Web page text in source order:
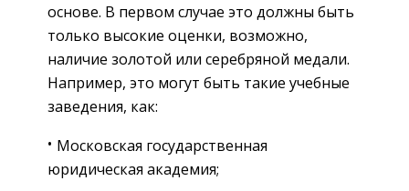
основе. В первом случае это должны быть
только высокие оценки, возможно,
наличие золотой или серебряной медали.
Например, это могут быть такие учебные
заведения, как:
Московская государственная
юридическая академия;